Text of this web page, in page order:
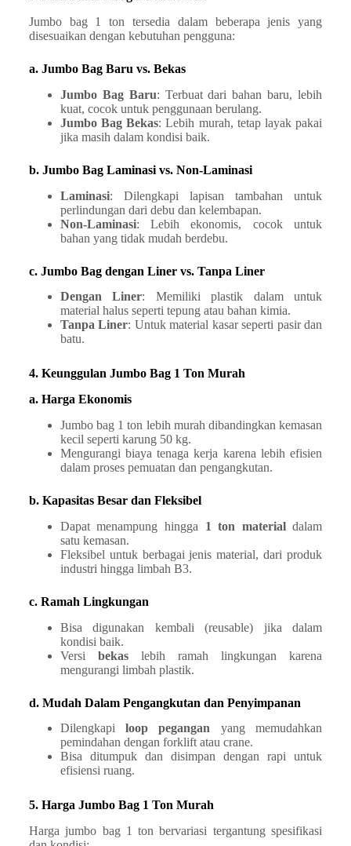
Jumbo bag 1 ton tersedia dalam beberapa jenis yang
disesuaikan dengan kebutuhan pengguna:
a. Jumbo Bag Baru vs. Bekas
Jumbo Bag Baru: Terbuat dari bahan baru, lebih
kuat, cocok untuk penggunaan berulang.
Jumbo Bag Bekas: Lebih murah, tetap layak pakai
jika masih dalam kondisi baik.
b. Jumbo Bag Laminasi vs. Non-Laminasi
Laminasi: Dilengkapi lapisan tambahan untuk
perlindungan dari debu dan kelembapan.
Non-Laminasi: Lebih ekonomis, cocok untuk
bahan yang tidak mudah berdebu.
c. Jumbo Bag dengan Liner vs. Tanpa Liner
Dengan Liner: Memiliki plastik dalam untuk
material halus seperti tepung atau bahan kimia.
Tanpa Liner: Untuk material kasar seperti pasir dan
batu.
4. Keunggulan Jumbo Bag 1 Ton Murah
a. Harga Ekonomis
Jumbo bag 1 ton lebih murah dibandingkan kemasan
kecil seperti karung 50 kg.
Mengurangi biaya tenaga kerja karena lebih efisien
dalam proses pemuatan dan pengangkutan.
b. Kapasitas Besar dan Fleksibel
Dapat menampung hingga 1 ton materialdalam
satu kemasan.
Fleksibel untuk berbagai jenis material, dari produk
industri hingga limbah B3.
c. Ramah Lingkungan
Bisa digunakan kembali (reusable) jika dalam
kondisi baik.
Versi bekaslebih ramah lingkungan karena
mengurangi limbah plastik.
d. Mudah Dalam Pengangkutan dan Penyimpanan
Dilengkapiloop pegangan yang memudahkan
pemindahan dengan forklift atau crane.
Bisa ditumpuk dan disimpan dengan rapi untuk
efisiensi ruang.
5. Harga Jumbo Bag 1 Ton Murah
Harga jumbo bag 1 ton bervariasi tergantung spesifikasi